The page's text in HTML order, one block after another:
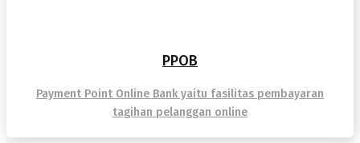
PPOB
Payment Point Online Bank yaitu fasilitas pembayaran
tagihan pelanggan online